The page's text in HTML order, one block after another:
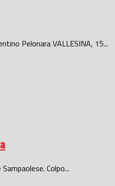
Pelonara VALLESINA, 15...
Colpo...